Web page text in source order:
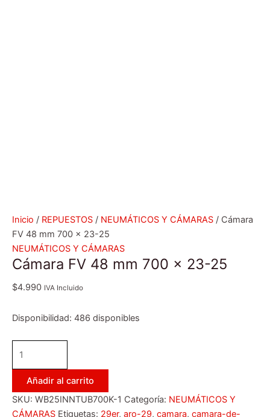
Inicio / REPUESTOS / NEUMÁTICOS Y CÁMARAS / Cámara
FV 48 mm 700 x 23-25
NEUMÁTICOS Y CÁMARAS
Cámara FV 48 mm 700 x 23-25
$4.990 IVA Incluido
Disponibilidad: 486 disponibles
Añadir al carrito
SKU: WB25INNTUB700K-1 Categoría: NEUMÁTICOS Y
CÁMARAS Etiquetas: 29er, aro-29, camara, camara-de-